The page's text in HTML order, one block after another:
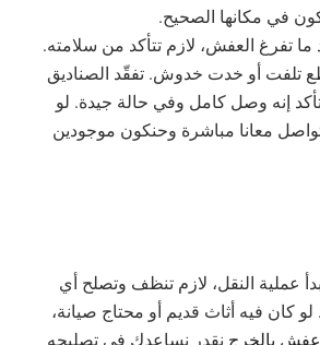
في مكانها الصحيح.
ما تفرغ العفش، لازم تتأكد من سلامته.
تلفت أو خدت خدوش. تفقّد الصناديق
إنه وصل كامل وفي حالة جيدة. لو
معانا مباشرة وحنكون موجودين
عملية النقل، لازم تنظف وتصلح أي
كان فيه أثاث قديم أو محتاج صيانة،
بالخرج نقدر نساعدك في تصليحه